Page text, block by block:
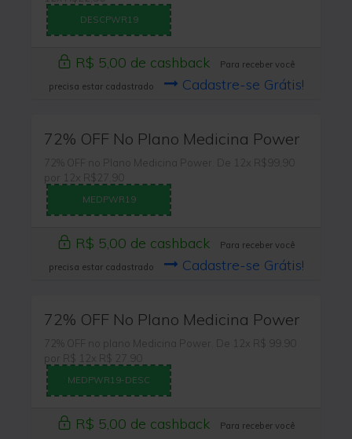
DESCPWR19
R$ 5,00 de cashback
Para receber você
precisa estar cadastrado
Cadastre-se Grátis!
72% OFF No Plano Medicina Power
72% OFF no Plano Medicina Power. De 12x R$99,90
por 12x R$27,90
MEDPWR19
R$ 5,00 de cashback
Para receber você
precisa estar cadastrado
Cadastre-se Grátis!
72% OFF No Plano Medicina Power
72% OFF no plano Medicina Power. De 12x R$ 99.90
por R$ 12x R$ 27.90
MEDPWR19-DESC
R$ 5,00 de cashback Para receber você